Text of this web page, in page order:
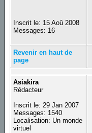
Inscrit le: 15 Aoû 2008
Messages: 16
Revenir en haut de
page
Asiakira
Rédacteur
Inscrit le: 29 Jan 2007
Messages: 1540
Localisation: Un monde
virtuel